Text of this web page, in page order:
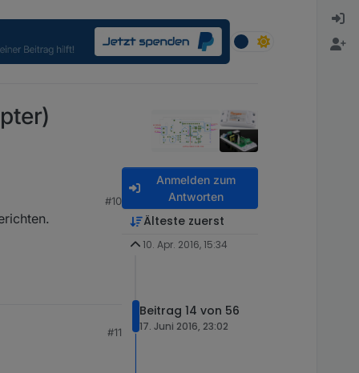
#10
#11
Anmelden zum
Antworten
Älteste zuerst
10. Apr. 2016, 15:34
Beitrag 14 von 56
17. Juni 2016, 23:02